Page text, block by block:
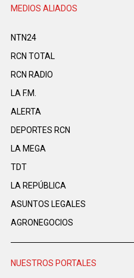
MEDIOS ALIADOS
NTN24
RCN TOTAL
RCN RADIO
LA F.M.
ALERTA
DEPORTES RCN
LA MEGA
TDT
LA REPÚBLICA
ASUNTOS LEGALES
AGRONEGOCIOS
NUESTROS PORTALES